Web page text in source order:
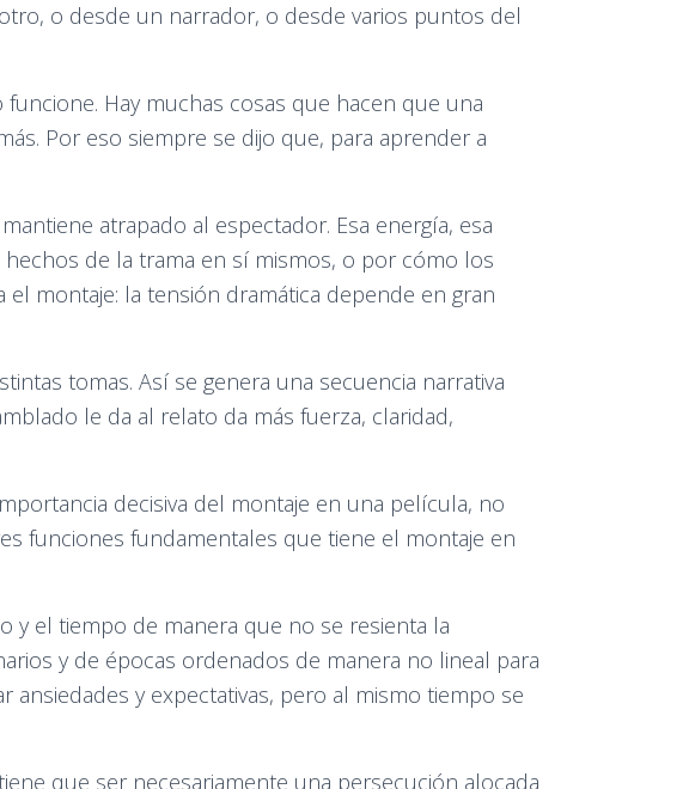
o desde un narrador, o desde varios puntos del
Hay muchas cosas que hacen que una
Por eso siempre se dijo que, para aprender a
atrapado al espectador. Esa energía, esa
de la trama en sí mismos, o por cómo los
montaje: la tensión dramática depende en gran
tomas. Así se genera una secuencia narrativa
le da al relato da más fuerza, claridad,
decisiva del montaje en una película, no
funciones fundamentales que tiene el montaje en
y el tiempo de manera que no se resienta la
y de épocas ordenados de manera no lineal para
y expectativas, pero al mismo tiempo se
que ser necesariamente una persecución alocada